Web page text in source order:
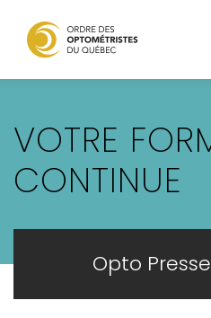
contenu
VOTRE
CONTINUE
Opto